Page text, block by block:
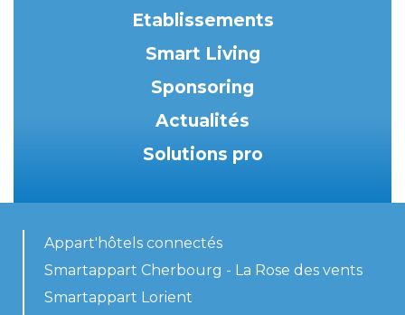
Etablissements
Smart Living
Sponsoring
Actualités
Solutions pro
Appart'hôtels connectés
Smartappart Cherbourg - La Rose des vents
Smartappart Lorient